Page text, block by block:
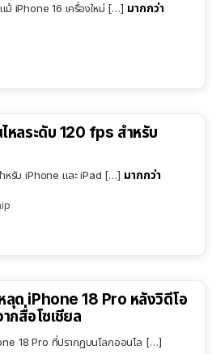
ม้ iPhone 16 เครื่องใหม่ […] มากกว่า
หลระดับ 120 fps สำหรับ
ำหรับ iPhone และ iPad […] มากกว่า
ลุด iPhone 18 Pro หลังวิดีโอ
กสื่อโซเชียล
18 Pro ที่ปรากฏบนโลกออนไล […]